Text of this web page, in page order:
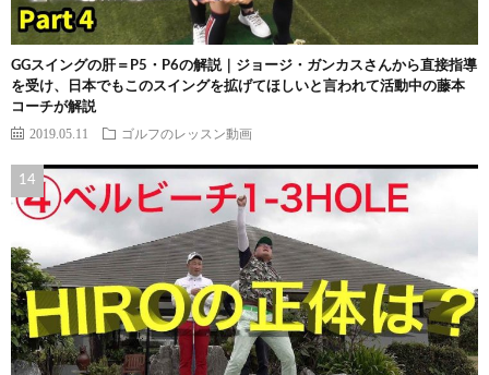
GGスイングの肝＝P5・P6の解説｜ジョージ・ガンカスさんから直接指導
を受け、日本でもこのスイングを拡げてほしいと言われて活動中の藤本
コーチが解説
2019.05.11 ゴルフのレッスン動画